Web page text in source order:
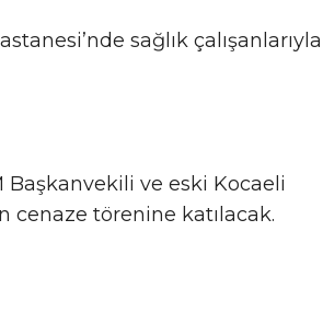
sağlık çalışanlarıyla
Başkanvekili ve eski Kocaeli
cenaze törenine katılacak.